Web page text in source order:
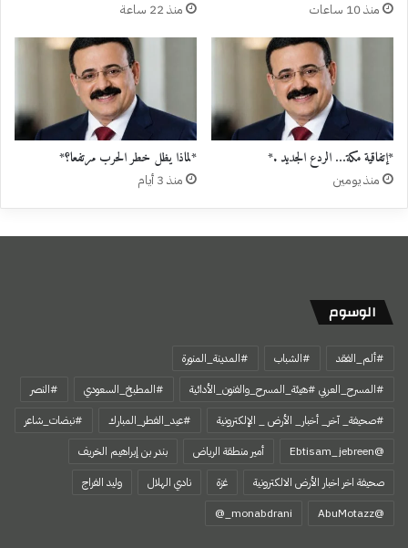
منذ 10 ساعات منذ 22 ساعة
*إتفاقية مكة… الردع الجديد .*
منذ يومين
*لماذا يظل خطر الحرب مرتفعا؟*
منذ 3 أيام
الوسوم
#ألم_الفقد #الشباب
#المدينة_المنورة
#المسرح_العربي #هيئة_المسرح_والفنون_الأدائية
#المطبخ_السعودي
#النصر
#صحيفة_ آخر_ أخبار_ الأرض _ الإلكترونية
#عيد_الفطر_المبارك
#نبضات_شاعر
@Ebtisam_jebreen
أمير منطقة الرياض
بندر بن إبراهيم الخريف
صحيفة اخر اخبار الأرض الالكترونية
غزة نادي الهلال
وليد الفراج
‏@AbuMotazz